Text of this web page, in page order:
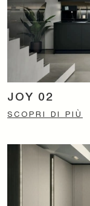
JOY 02
SCOPRI DI PIÙ